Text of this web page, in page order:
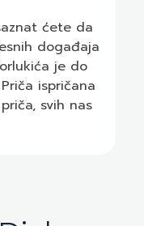
ćete da
događaja
je do
ispričana
svih nas